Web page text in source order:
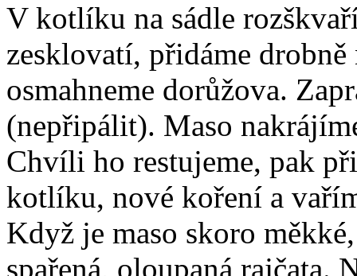
V kotlíku na sádle
zesklovatí, přidáme
osmahneme dorůžova.
(nepřipálit). Maso
Chvíli ho restujeme, pak
kotlíku, nové koření a
Když je maso skoro
spařená, oloupaná rajčata.